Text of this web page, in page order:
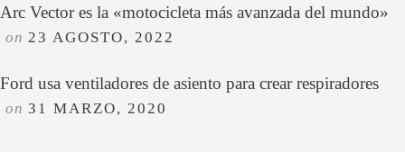
Arc Vector es la «motocicleta más avanzada del mundo»
on 23 AGOSTO, 2022
Ford usa ventiladores de asiento para crear respiradores
on 31 MARZO, 2020